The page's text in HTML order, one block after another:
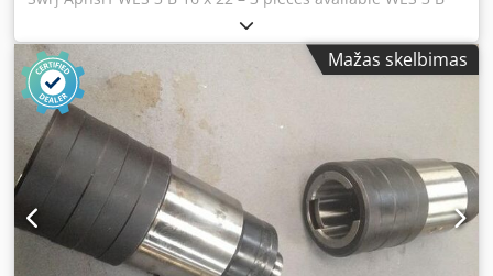
20 x 16 – 1 piece available WES 3 B 22 x 18 – 2 pieces
available WES 3 B 25 x 20 – 3 pieces available WES 3 B 28 x
22 – 1 piece available
Mažas skelbimas